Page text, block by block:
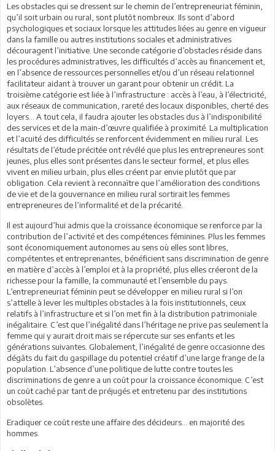
Les obstacles qui se dressent sur le chemin de l’entrepreneuriat féminin,
qu’il soit urbain ou rural, sont plutôt nombreux. Ils sont d’abord
psychologiques et sociaux lorsque les attitudes liées au genre en vigueur
dans la famille ou autres institutions sociales et administratives
découragent l’initiative. Une seconde catégorie d’obstacles réside dans
les procédures administratives, les difficultés d’accès au financement et,
en l’absence de ressources personnelles et/ou d’un réseau relationnel
facilitateur aidant à trouver un garant pour obtenir un crédit. La
troisième catégorie est liée à l’infrastructure : accès à l’eau, à l’électricité,
aux réseaux de communication, rareté des locaux disponibles, cherté des
loyers... A tout cela, il faudra ajouter les obstacles dus à l’indisponibilité
des services et de la main-d’œuvre qualifiée à proximité. La multiplication
et l’acuité des difficultés se renforcent évidemment en milieu rural. Les
résultats de l’étude précitée ont révélé que plus les entrepreneures sont
jeunes, plus elles sont présentes dans le secteur formel, et plus elles
vivent en milieu urbain, plus elles créent par envie plutôt que par
obligation. Cela revient à reconnaître que l’amélioration des conditions
de vie et de la gouvernance en milieu rural sortirait les femmes
entrepreneures de l’informalité et de la précarité.
Il est aujourd’hui admis que la croissance économique se renforce par la
contribution de l’activité et des compétences féminines. Plus les femmes
sont économiquement autonomes au sens où elles sont libres,
compétentes et entreprenantes, bénéficient sans discrimination de genre
en matière d’accès à l’emploi et à la propriété, plus elles créeront de la
richesse pour la famille, la communauté et l’ensemble du pays.
L’entrepreneuriat féminin peut se développer en milieu rural si l’on
s’attelle à lever les multiples obstacles à la fois institutionnels, ceux
relatifs à l’infrastructure et si l’on met fin à la distribution patrimoniale
inégalitaire. C’est que l’inégalité dans l’héritage ne prive pas seulement la
femme qui y aurait droit mais se répercute sur ses enfants et les
générations suivantes. Globalement, l’inégalité de genre occasionne des
dégâts du fait du gaspillage du potentiel créatif d’une large frange de la
population. L’absence d’une politique de lutte contre toutes les
discriminations de genre a un coût pour la croissance économique. C’est
un coût caché par tant de préjugés et entretenu par des institutions
obsolètes.
Eradiquer ce coût reste une affaire des décideurs… en majorité des
hommes.